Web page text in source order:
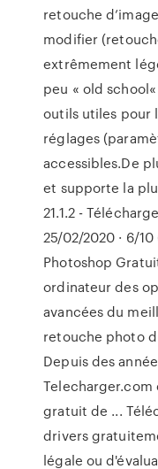
retouche
modifier
extrêmement
peu « old
outils utiles pour
réglages
accessibles.De
et supporte la
21.1.2 -
25/02/2020 · 6/
Photoshop
ordinateur des
avancées du
retouche photo
Depuis des
Telecharger.com
gratuit de ...
drivers
légale ou